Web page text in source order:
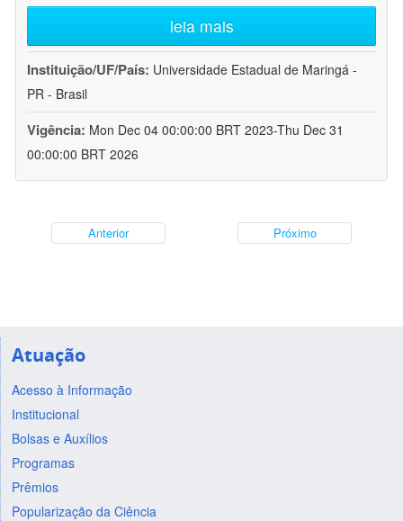
leia mais
Instituição/UF/País: Universidade Estadual de Maringá -
PR - Brasil
Vigência: Mon Dec 04 00:00:00 BRT 2023-Thu Dec 31
00:00:00 BRT 2026
Anterior Próximo
Atuação
Acesso à Informação
Institucional
Bolsas e Auxílios
Programas
Prêmios
Popularização da Ciência